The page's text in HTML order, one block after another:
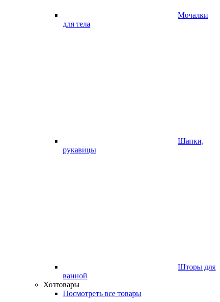
Мочалки
для тела
Шапки,
рукавицы
Шторы для
ванной
Хозтовары
Посмотреть все товары